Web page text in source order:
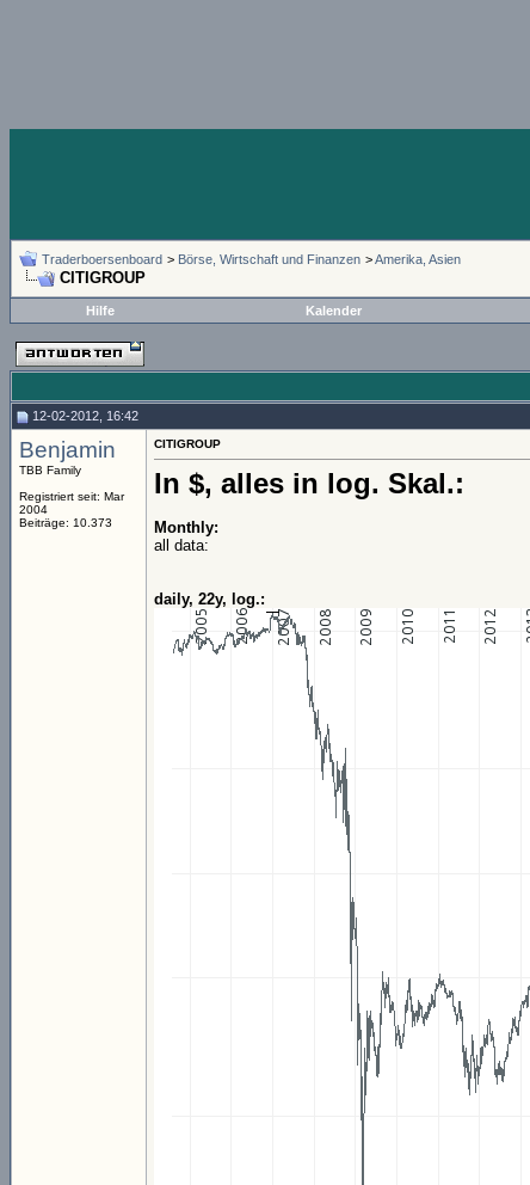
Traderboersenboard > Börse, Wirtschaft und Finanzen >Amerika, Asien
CITIGROUP
Hilfe Kalender
12-02-2012, 16:42
Benjamin
TBB Family
Registriert seit: Mar
2004
Beiträge: 10.373
CITIGROUP
In $, alles in log. Skal.:
Monthly:
all data:
daily, 22y, log.: